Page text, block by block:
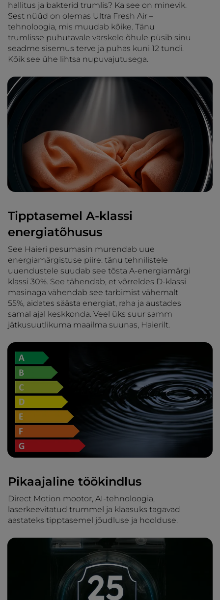
hallitus ja bakterid trumlis? Ka see on minevik.
Sest nüüd on olemas Ultra Fresh Air –
tehnoloogia, mis muudab kõike. Tänu
trumlisse puhutavale värskele õhule püsib sinu
seadme sisemus terve ja puhas kuni 12 tundi.
Kõik see ühe lihtsa nupuvajutusega.
Tipptasemel A-klassi
energiatõhusus
See Haieri pesumasin murendab uue
energiamärgistuse piire: tänu tehnilistele
uuendustele suudab see tõsta A-energiamärgi
klassi 30%. See tähendab, et võrreldes D-klassi
masinaga vähendab see tarbimist vähemalt
55%, aidates säästa energiat, raha ja austades
samal ajal keskkonda. Veel üks suur samm
jätkusuutlikuma maailma suunas, Haierilt.
Pikaajaline töökindlus
Direct Motion mootor, AI-tehnoloogia,
laserkeevitatud trummel ja klaasuks tagavad
aastateks tipptasemel jõudluse ja hoolduse.